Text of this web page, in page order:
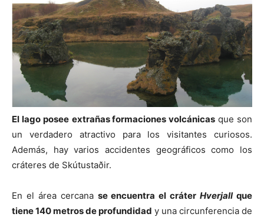
El lago posee extrañas formaciones volcánicas que son
un verdadero atractivo para los visitantes curiosos.
Además, hay varios accidentes geográficos como los
cráteres de Skútustaðir.
En el área cercana se encuentra el cráterHverjallque
tiene 140 metros de profundidad y una circunferencia de